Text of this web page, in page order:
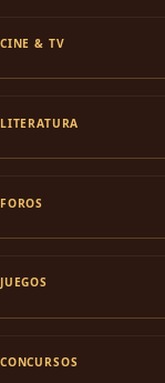
CINE & TV
LITERATURA
FOROS
JUEGOS
CONCURSOS